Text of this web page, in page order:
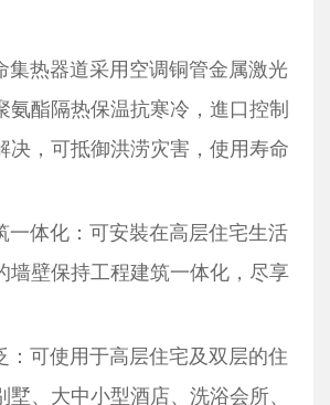
热器道采用空调铜管金属激光
氨酯隔热保温抗寒冷，進口控制
决，可抵御洪涝灾害，使用寿命
体化：可安裝在高层住宅生活
墙壁保持工程建筑一体化，尽享
可使用于高层住宅及双层的住
、大中小型酒店、洗浴会所、